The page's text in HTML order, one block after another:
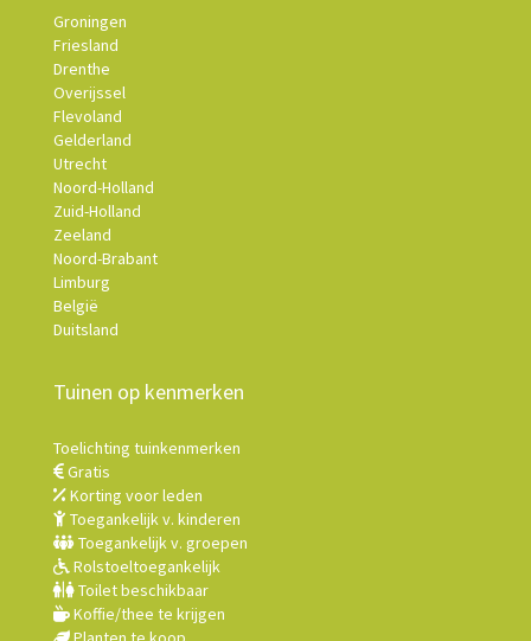
Groningen
Friesland
Drenthe
Overijssel
Flevoland
Gelderland
Utrecht
Noord-Holland
Zuid-Holland
Zeeland
Noord-Brabant
Limburg
België
Duitsland
Tuinen op kenmerken
Toelichting tuinkenmerken
Gratis
Korting voor leden
Toegankelijk v. kinderen
Toegankelijk v. groepen
Rolstoeltoegankelijk
Toilet beschikbaar
Koffie/thee te krijgen